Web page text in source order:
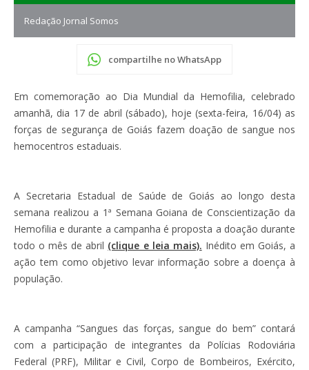
Redação Jornal Somos
compartilhe no WhatsApp
Em comemoração ao Dia Mundial da Hemofilia, celebrado
amanhã, dia 17 de abril (sábado), hoje (sexta-feira, 16/04) as
forças de segurança de Goiás fazem doação de sangue nos
hemocentros estaduais.
A Secretaria Estadual de Saúde de Goiás ao longo desta
semana realizou a 1ª Semana Goiana de Conscientização da
Hemofilia e durante a campanha é proposta a doação durante
todo o mês de abril (clique e leia mais). Inédito em Goiás, a
ação tem como objetivo levar informação sobre a doença à
população.
A campanha “Sangues das forças, sangue do bem” contará
com a participação de integrantes da Polícias Rodoviária
Federal (PRF), Militar e Civil, Corpo de Bombeiros, Exército,